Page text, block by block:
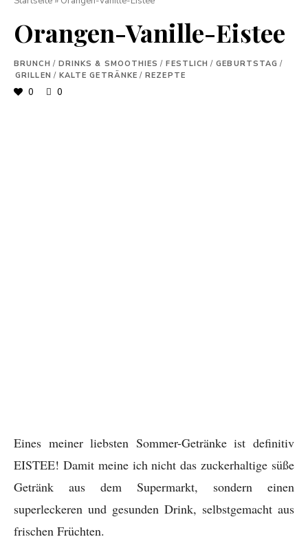
Orangen-Vanille-Eistee
BRUNCH / DRINKS & SMOOTHIES / FESTLICH / GEBURTSTAG /
GRILLEN / KALTE GETRÄNKE / REZEPTE
0 0
Eines meiner liebsten Sommer-Getränke ist definitiv
EISTEE! Damit meine ich nicht das zuckerhaltige süße
Getränk aus dem Supermarkt, sondern einen
superleckeren und gesunden Drink, selbstgemacht aus
frischen Früchten.